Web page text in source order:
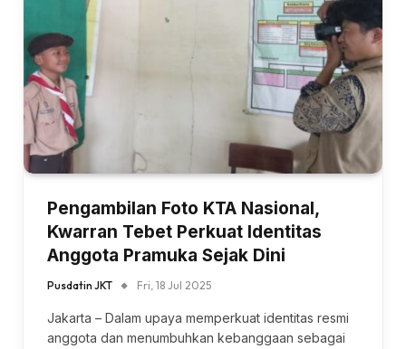
Pengambilan Foto KTA Nasional,
Kwarran Tebet Perkuat Identitas
Anggota Pramuka Sejak Dini
Pusdatin JKT Fri, 18 Jul 2025
Jakarta – Dalam upaya memperkuat identitas resmi
anggota dan menumbuhkan kebanggaan sebagai